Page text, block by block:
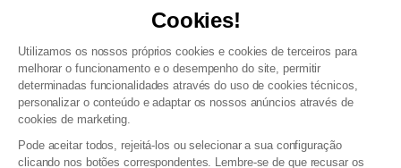
Cookies!
Utilizamos os nossos próprios cookies e cookies de terceiros para
melhorar o funcionamento e o desempenho do site, permitir
determinadas funcionalidades através do uso de cookies técnicos,
personalizar o conteúdo e adaptar os nossos anúncios através de
cookies de marketing.
Pode aceitar todos, rejeitá-los ou selecionar a sua configuração
clicando nos botões correspondentes. Lembre-se de que recusar os
Termos e Condições Gerais de Venda e Aviso Legal
Gestão de dados pessoais e política de cookies